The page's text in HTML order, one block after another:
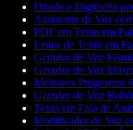
Ditado e Digitação
Assistente de Voz
PDF em Texto em
Leitor de Texto em
Gerador de Voz
Gerador de Voz
Melhores Programas
Gerador de Voz
Texto em Fala de
Modificador de Voz